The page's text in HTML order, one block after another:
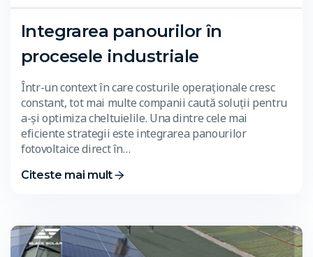
Integrarea panourilor în
procesele industriale
Într-un context în care costurile operaționale cresc
constant, tot mai multe companii caută soluții pentru
a-și optimiza cheltuielile. Una dintre cele mai
eficiente strategii este integrarea panourilor
fotovoltaice direct în…
Citeste mai mult